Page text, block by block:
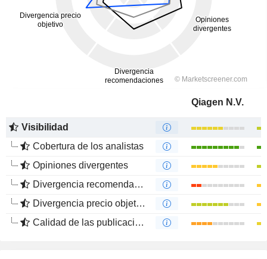
Qiagen N.V.
Visibilidad
Cobertura de los analistas
Opiniones divergentes
Divergencia recomendaciones analistas
Divergencia precio objetivo
Calidad de las publicaciones